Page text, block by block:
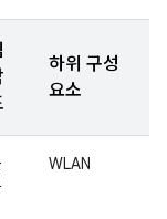
하위 구성
요소
WLAN